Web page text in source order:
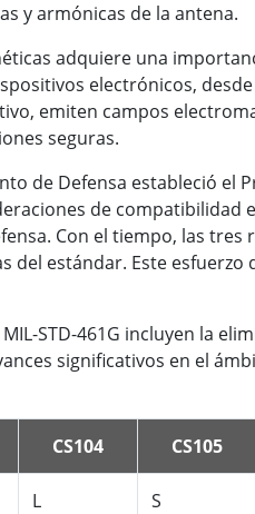
y armónicas de la antena.
adquiere una
electrónicos,
emiten campos
seguras.
de Defensa estableció el
de compatibilidad
Con el tiempo, las
del estándar. Este
STD-461G incluyen la
significativos en el
CS104 CS105
L S